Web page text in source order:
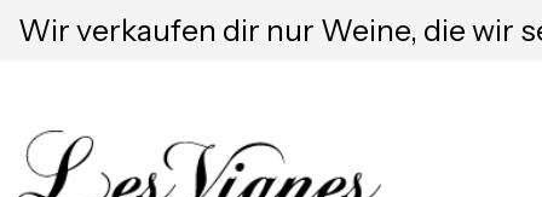
Wir verkaufen dir nur Weine, die wir